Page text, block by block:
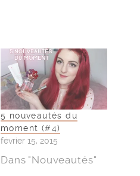
5 nouveautés du
moment (#4)
février 15, 2015
Dans "Nouveautés"